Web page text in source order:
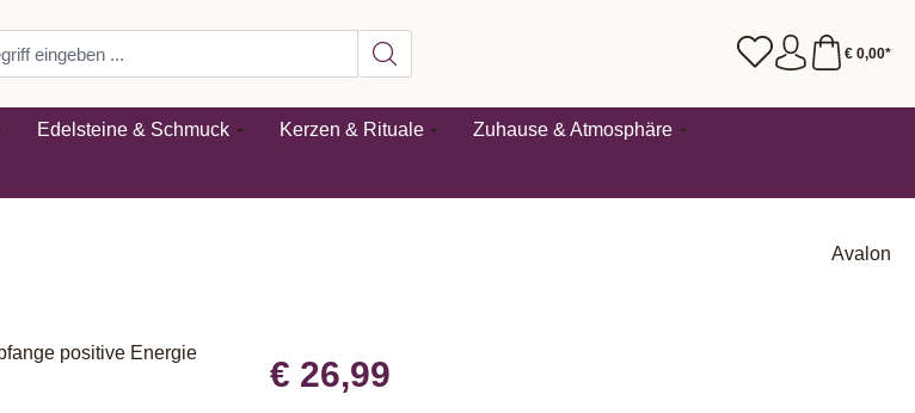
€ 0,00*
Edelsteine & Schmuck Kerzen & Rituale Zuhause & Atmosphäre
Avalon
€ 26,99